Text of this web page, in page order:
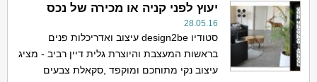
יעוץ לפני קניה או מכירה של נכס
28.05.16
סטודיו design2be עיצוב ואדריכלות פנים
בראשות המעצבת והיוצרת גלית דיין רביב - מציג
עיצוב נקי מתוחכם ומוקפד ,סקאלת צבעים